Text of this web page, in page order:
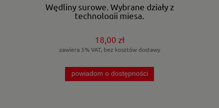
Wędliny surowe. Wybrane działy z
technologii mięsa.
18,00 zł
zawiera 5% VAT, bez kosztów dostawy
powiadom o dostępności